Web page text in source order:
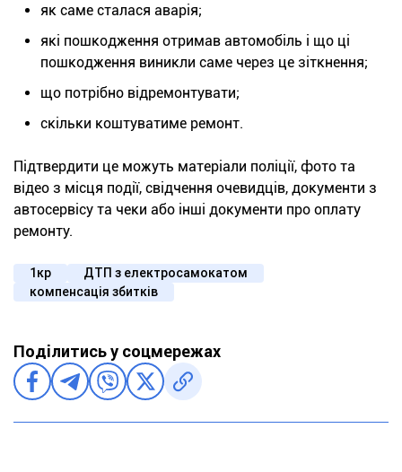
як саме сталася аварія;
які пошкодження отримав автомобіль і що ці
пошкодження виникли саме через це зіткнення;
що потрібно відремонтувати;
скільки коштуватиме ремонт.
Підтвердити це можуть матеріали поліції, фото та
відео з місця події, свідчення очевидців, документи з
автосервісу та чеки або інші документи про оплату
ремонту.
1кр
ДТП з електросамокатом
компенсація збитків
Поділитись у соцмережах